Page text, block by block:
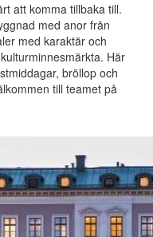
att komma tillbaka till.
med anor från
med karaktär och
Här
bröllop och
till teamet på